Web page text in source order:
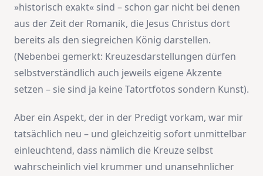
»historisch exakt« sind – schon gar nicht bei denen
aus der Zeit der Romanik, die Jesus Christus dort
bereits als den siegreichen König darstellen.
(Nebenbei gemerkt: Kreuzesdarstellungen dürfen
selbstverständlich auch jeweils eigene Akzente
setzen – sie sind ja keine Tatortfotos sondern Kunst).
Aber ein Aspekt, der in der Predigt vorkam, war mir
tatsächlich neu – und gleichzeitig sofort unmittelbar
einleuchtend, dass nämlich die Kreuze selbst
wahrscheinlich viel krummer und unansehnlicher